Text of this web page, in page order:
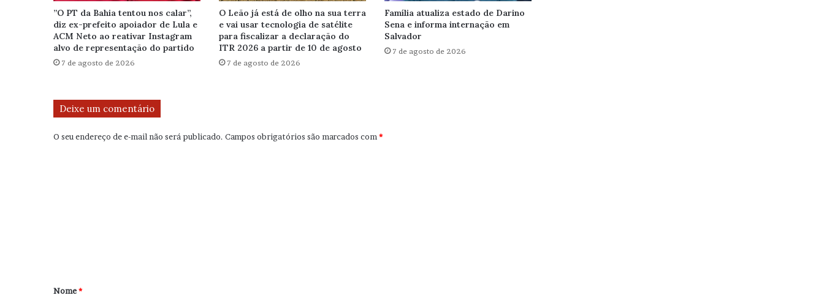
”O PT da Bahia tentou nos calar”,
diz ex-prefeito apoiador de Lula e
ACM Neto ao reativar Instagram
alvo de representação do partido
7 de agosto de 2026
O Leão já está de olho na sua terra
e vai usar tecnologia de satélite
para fiscalizar a declaração do
ITR 2026 a partir de 10 de agosto
7 de agosto de 2026
Família atualiza estado de Darino
Sena e informa internação em
Salvador
7 de agosto de 2026
Deixe um comentário
O seu endereço de e-mail não será publicado. Campos obrigatórios são marcados com*
r
Nome*